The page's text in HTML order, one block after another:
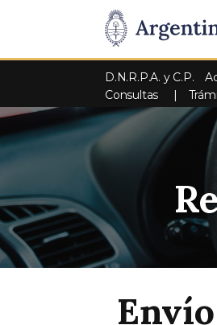
Consultas
D.N.R.P.A. y C.P.